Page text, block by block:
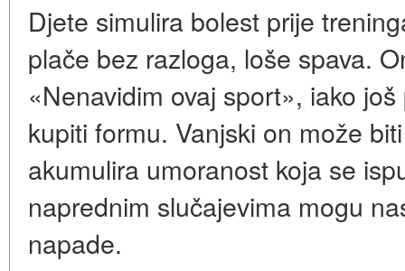
Djete simulira bolest prije
plače bez razloga, loše spava.
«Nenavidim ovaj sport», iako
kupiti formu. Vanjski on može
akumulira umoranost koja se
naprednim slučajevima mogu
napade.